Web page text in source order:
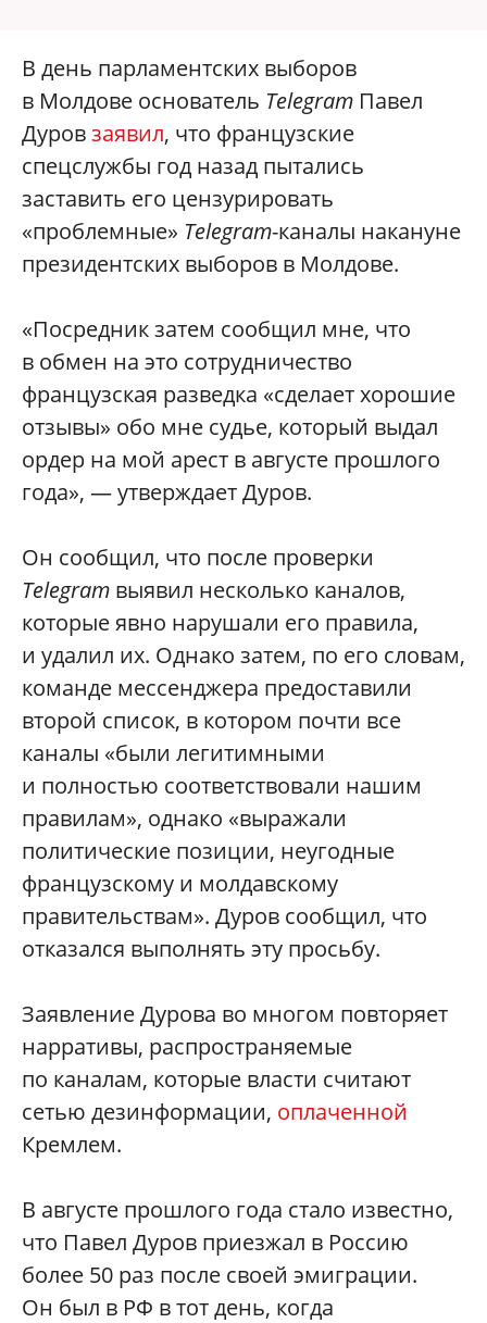
В день парламентских выборов
в Молдове основатель Telegram Павел
Дуровзаявил, что французские
спецслужбы год назад пытались
заставить его цензурировать
«проблемные» Telegram-каналы накануне
президентских выборов в Молдове.
«Посредник затем сообщил мне, что
в обмен на это сотрудничество
французская разведка «сделает хорошие
отзывы» обо мне судье, который выдал
ордер на мой арест в августе прошлого
года», — утверждает Дуров.
Он сообщил, что после проверки
Telegram выявил несколько каналов,
которые явно нарушали его правила,
и удалил их. Однако затем, по его словам,
команде мессенджера предоставили
второй список, в котором почти все
каналы «были легитимными
и полностью соответствовали нашим
правилам», однако «выражали
политические позиции, неугодные
французскому и молдавскому
правительствам». Дуров сообщил, что
отказался выполнять эту просьбу.
Заявление Дурова во многом повторяет
нарративы, распространяемые
по каналам, которые власти считают
сетью дезинформации, оплаченной
Кремлем.
В августе прошлого года стало известно,
что Павел Дуров приезжал в Россию
более 50 раз после своей эмиграции.
Он был в РФ в тот день, когда